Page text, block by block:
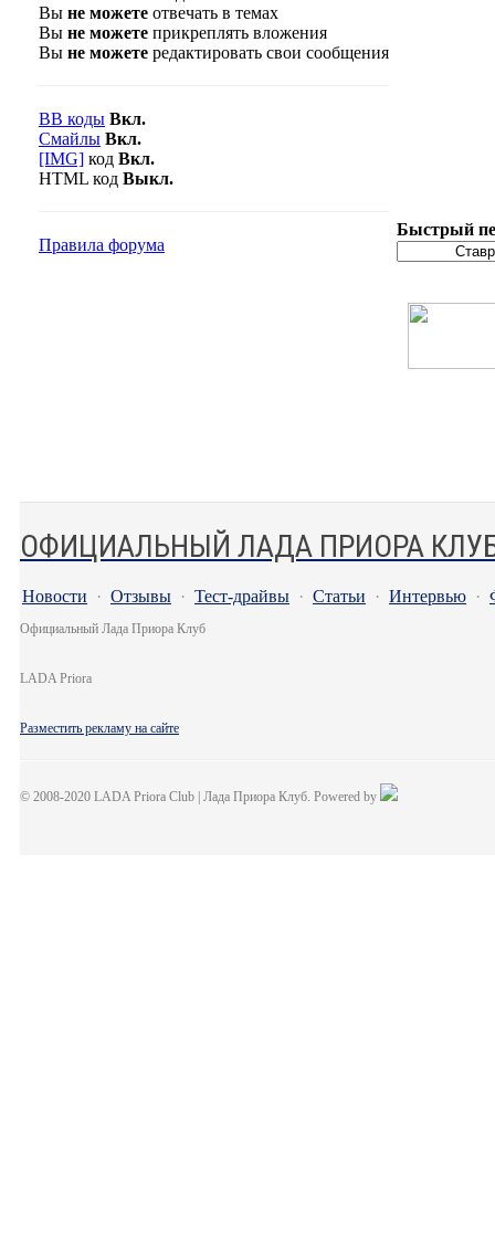
Вы не можете отвечать в темах
Вы не можете прикреплять вложения
Вы не можете редактировать свои сообщения
BB коды Вкл.
Смайлы Вкл.
[IMG] код Вкл.
HTML код Выкл.
Правила форума
Быстрый
ОФИЦИАЛЬНЫЙ ЛАДА ПРИОРА
Новости · Отзывы · Тест-драйвы · Статьи · Интервью ·
Официальный Лада Приора Клуб
LADA Priora
Разместить рекламу на сайте
© 2008-2020 LADA Priora Club | Лада Приора Клуб. Powered by